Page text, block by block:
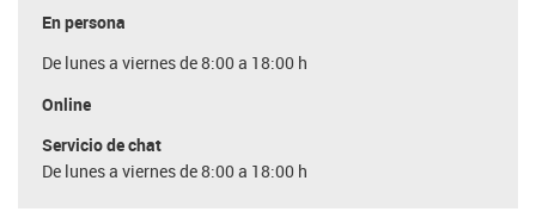
En persona
De lunes a viernes de 8:00 a 18:00 h
Online
Servicio de chat
De lunes a viernes de 8:00 a 18:00 h